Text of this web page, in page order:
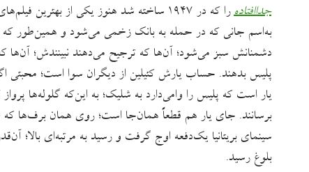
جداافتاده
را که در ۱۹۴۷ ساخته شد هنوز یکی از
به‌اسم جانی که در حمله به بانک زخمی می‌شود و همین‌طور
دشمنانش سبز می‌شود؛ آن‌ها که ترجیح می‌دهند نبینندش؛ آن‌ها
پلیس بدهند. حساب یارش کتیلین از دیگران سوا است؛ محبتی
یار است که پلیس را وامی‌دارد به شلیک؛ به این‌که گلوله‌ها
برسانند. جای یار هم قطعاً همان‌جا است؛ روی همان برف‌ها
سینمای بریتانیا یک‌دفعه اوج گرفت و رسید به مرتبه‌ای بالا؛
بلوغ رسید.